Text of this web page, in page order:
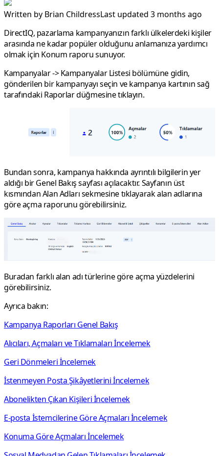
Written by Brian ChildressLast updated 3 months ago
DirectIQ, pazarlama kampanyanızın farklı ülkelerdeki kişiler
arasında ne kadar popüler olduğunu anlamanıza yardımcı
olmak için Konum raporu sunuyor.
Kampanyalar->Kampanyalar Listesi bölümüne gidin,
gönderilen bir kampanyayı seçin ve kampanya kartının sağ
tarafındaki Raporlardüğmesine tıklayın.
Bundan sonra, kampanya hakkında ayrıntılı bilgilerin yer
aldığı birGenel Bakışsayfası açılacaktır. Sayfanın üst
kısmındanAlan Adlarısekmesine tıklayarak alan adlarına
göre açma raporunu görebilirsiniz.
Buradan farklı alan adı türlerine göre açma yüzdelerini
görebilirsiniz.
Ayrıca bakın:
Kampanya Raporları Genel Bakış
Alıcıları, Açmaları ve Tıklamaları İncelemek
Geri Dönmeleri İncelemek
İstenmeyen Posta Şikâyetlerini İncelemek
Abonelikten Çıkan Kişileri İncelemek
E-posta İstemcilerine Göre Açmaları İncelemek
Konuma Göre Açmaları İncelemek